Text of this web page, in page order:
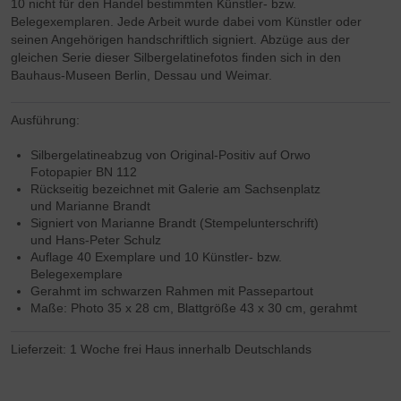
10 nicht für den Handel bestimmten Künstler- bzw.
Belegexemplaren. Jede Arbeit wurde dabei vom Künstler oder
seinen Angehörigen handschriftlich signiert. Abzüge aus der
gleichen Serie dieser Silbergelatinefotos finden sich in den
Bauhaus-Museen Berlin, Dessau und Weimar.
Ausführung:
Silbergelatineabzug von Original-Positiv auf Orwo
Fotopapier BN 112
Rückseitig bezeichnet mit Galerie am Sachsenplatz
und Marianne Brandt
Signiert von Marianne Brandt (Stempelunterschrift)
und Hans-Peter Schulz
Auflage 40 Exemplare und 10 Künstler- bzw.
Belegexemplare
Gerahmt im schwarzen Rahmen mit Passepartout
Maße: Photo 35 x 28 cm, Blattgröße 43 x 30 cm, gerahmt
Lieferzeit: 1 Woche frei Haus innerhalb Deutschlands